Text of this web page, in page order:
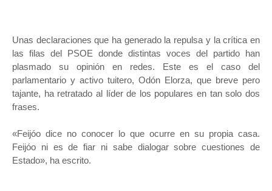
Unas declaraciones que ha generado la repulsa y la crítica en
las filas del PSOE donde distintas voces del partido han
plasmado su opinión en redes. Este es el caso del
parlamentario y activo tuitero, Odón Elorza, que breve pero
tajante, ha retratado al líder de los populares en tan solo dos
frases.
«Feijóo dice no conocer lo que ocurre en su propia casa.
Feijóo ni es de fiar ni sabe dialogar sobre cuestiones de
Estado», ha escrito.